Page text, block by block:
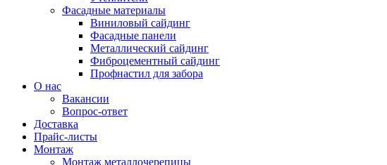
Фасадные материалы
Виниловый сайдинг
Фасадные панели
Металлический сайдинг
Фиброцементный сайдинг
Профнастил для забора
О нас
Вакансии
Вопрос-ответ
Доставка
Прайс-листы
Монтаж
Монтаж металлочерепицы